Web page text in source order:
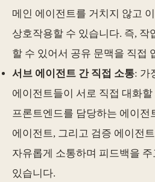
메인 에이전트를 거치지 않고
상호작용할 수 있습니다. 즉, 작
할 수 있어서 공유 문맥을 직접
서브 에이전트 간 직접 소통: 가
에이전트들이 서로 직접 대화
프론트엔드를 담당하는 에이전
에이전트, 그리고 검증 에이전
자유롭게 소통하며 피드백을
있습니다.